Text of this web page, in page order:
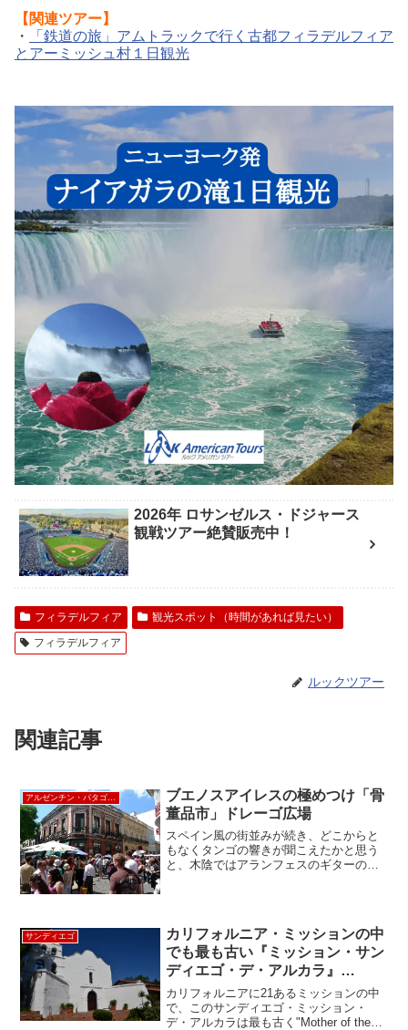
【関連ツアー】
・
「鉄道の旅」アムトラックで行く古都フィラデルフィア
とアーミッシュ村１日観光
2026年 ロサンゼルス・ドジャース
観戦ツアー絶賛販売中！
フィラデルフィア
観光スポット（時間があれば見たい）
フィラデルフィア
ルックツアー
関連記事
ブエノスアイレスの極めつけ「骨
董品市」ドレーゴ広場
スペイン風の街並みが続き、どこからと
もなくタンゴの響きが聞こえたかと思う
と、木陰ではアランフェスのギターの音
サンディエゴ
カリフォルニア・ミッションの中
でも最も古い『ミッション・サン
ディエゴ・デ・アルカラ』
Mission Basilica San Diego de
Alcala
カリフォルニアに21あるミッションの中
で、このサンディエゴ・ミッション・
デ・アルカラは最も古く"Mother of the